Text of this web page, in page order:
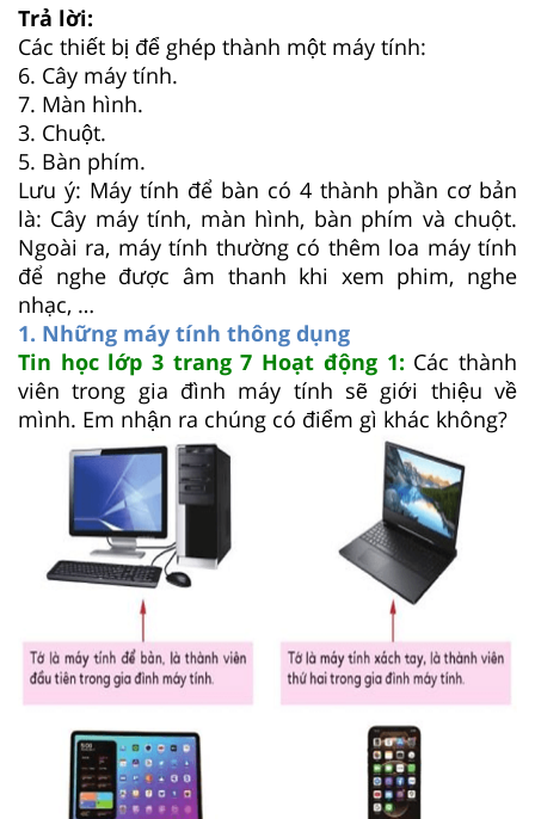
Trả lời:
Các thiết bị để ghép thành một máy tính:
6. Cây máy tính.
7. Màn hình.
3. Chuột.
5. Bàn phím.
Lưu ý: Máy tính để bàn có 4 thành phần cơ bản
là: Cây máy tính, màn hình, bàn phím và chuột.
Ngoài ra, máy tính thường có thêm loa máy tính
để nghe được âm thanh khi xem phim, nghe
nhạc, …
1. Những máy tính thông dụng
Tin học lớp 3 trang 7 Hoạt động 1: Các thành
viên trong gia đình máy tính sẽ giới thiệu về
mình. Em nhận ra chúng có điểm gì khác không?